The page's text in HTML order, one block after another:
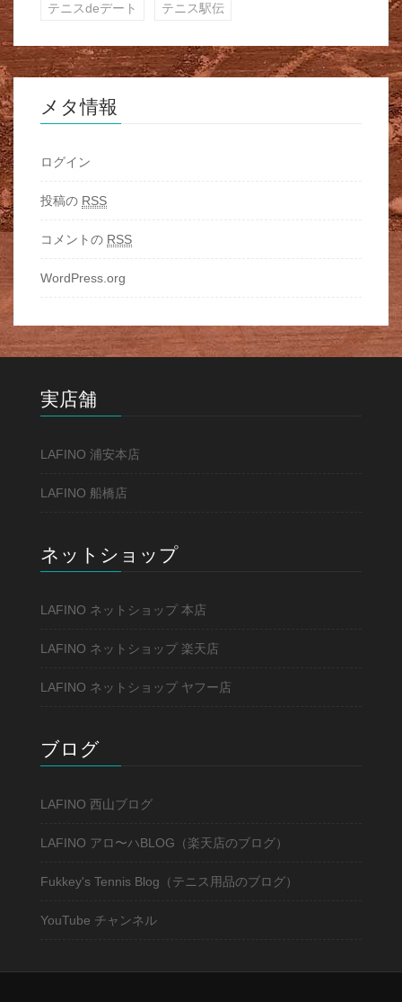
テニスdeデート テニス駅伝
メタ情報
ログイン
投稿の RSS
コメントの RSS
WordPress.org
実店舗
LAFINO 浦安本店
LAFINO 船橋店
ネットショップ
LAFINO ネットショップ 本店
LAFINO ネットショップ 楽天店
LAFINO ネットショップ ヤフー店
ブログ
LAFINO 西山ブログ
LAFINO アロ〜ハBLOG（楽天店のブログ）
Fukkey's Tennis Blog（テニス用品のブログ）
YouTube チャンネル